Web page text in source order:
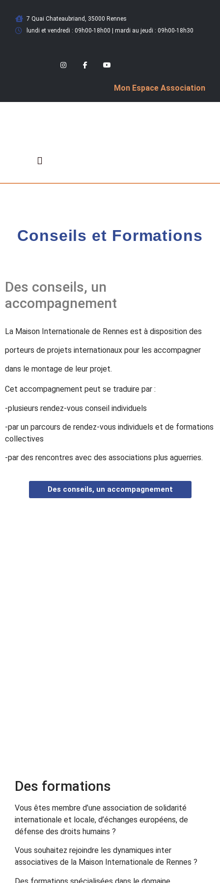
7 Quai Chateaubriand, 35000 Rennes
lundi et vendredi : 09h00-18h00 | mardi au jeudi : 09h00-18h30
Mon Espace Association
Conseils et Formations
Des conseils, un
accompagnement
La Maison Internationale de Rennes est à disposition des
porteurs de projets internationaux pour les accompagner
dans le montage de leur projet.
Cet accompagnement peut se traduire par :
-plusieurs rendez-vous conseil individuels
-par un parcours de rendez-vous individuels et de formations
collectives
-par des rencontres avec des associations plus aguerries.
Des conseils, un accompagnement
Des formations
Vous êtes membre d’une association de solidarité
internationale et locale, d’échanges européens, de
défense des droits humains ?
Vous souhaitez rejoindre les dynamiques inter
associatives de la Maison Internationale de Rennes ?
Des formations spécialisées dans le domaine